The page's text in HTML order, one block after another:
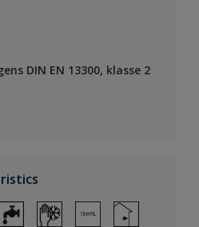
DIN EN 13300, klasse 2